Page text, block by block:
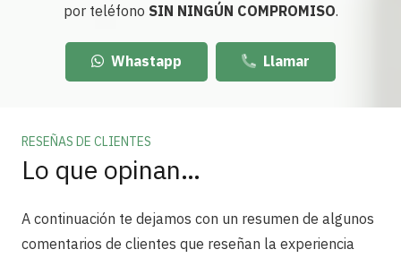
por teléfono SIN NINGÚN COMPROMISO.
Whastapp Llamar
RESEÑAS DE CLIENTES
Lo que opinan…
A continuación te dejamos con un resumen de algunos
comentarios de clientes que reseñan la experiencia